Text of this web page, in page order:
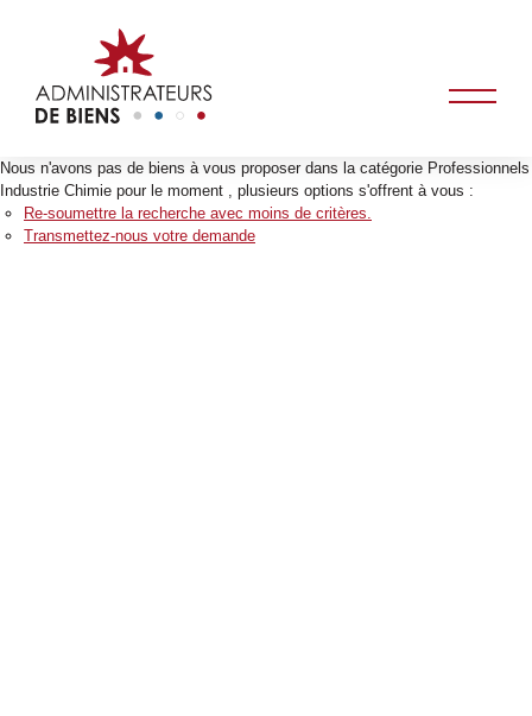
Nous n'avons pas de biens à vous proposer dans la catégorie Professionnels
Industrie Chimie pour le moment , plusieurs options s'offrent à vous :
Re-soumettre la recherche avec moins de critères.
Transmettez-nous votre demande